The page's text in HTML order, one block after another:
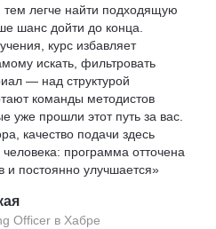
тем легче найти подходящую
шанс дойти до конца.
курс избавляет
искать, фильтровать
— над структурой
команды методистов
уже прошли этот путь за вас.
качество подачи здесь
человека: программа отточена
и постоянно улучшается»
Officer в Хабре